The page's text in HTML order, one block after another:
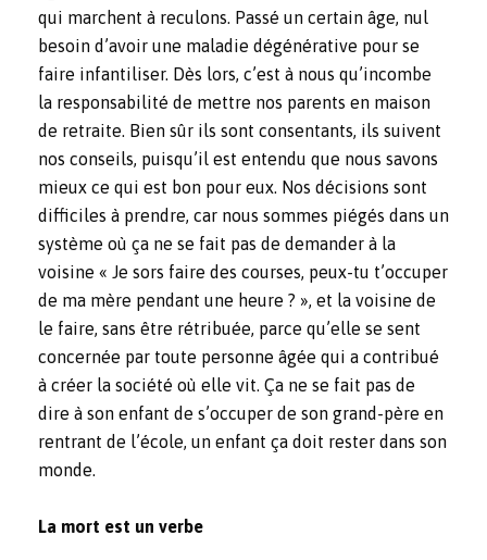
qui marchent à reculons. Passé un certain âge, nul
besoin d’avoir une maladie dégénérative pour se
faire infantiliser. Dès lors, c’est à nous qu’incombe
la responsabilité de mettre nos parents en maison
de retraite. Bien sûr ils sont consentants, ils suivent
nos conseils, puisqu’il est entendu que nous savons
mieux ce qui est bon pour eux. Nos décisions sont
difficiles à prendre, car nous sommes piégés dans un
système où ça ne se fait pas de demander à la
voisine « Je sors faire des courses, peux-tu t’occuper
de ma mère pendant une heure ? », et la voisine de
le faire, sans être rétribuée, parce qu’elle se sent
concernée par toute personne âgée qui a contribué
à créer la société où elle vit. Ça ne se fait pas de
dire à son enfant de s’occuper de son grand-père en
rentrant de l’école, un enfant ça doit rester dans son
monde.
La mort est un verbe